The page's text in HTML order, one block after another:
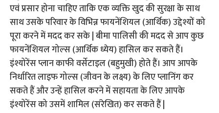
एवं प्रसार होना चाहिए ताकि एक व्यक्ति खुद की सुरक्षा के साथ
साथ उसके परिवार के विभिन्न फायनेंशियल (आर्थिक) उद्देश्यों को
पूरा करने में मदद कर सके | बीमा पालिसी की मदद से आप कुछ
फायनेंशियल गोल्स (आर्थिक ध्येय) हासिल कर सकते हैं।
इंश्योरेंस प्लान काफी वर्सेटाइल (बहुमुखी) होते हैं। आप आपके
निर्धारित लाइफ गोल्स (जीवन के लक्ष्य) के लिए प्लानिंग कर
सकते हैं और उन्हें हासिल करने में सहायता के लिए आपके
इंश्योरेंस को उसमें शामिल (संरेखित) कर सकते हैं |